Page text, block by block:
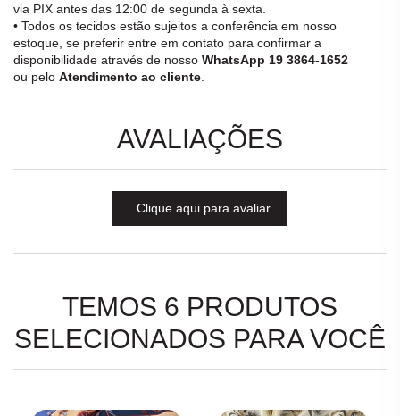
via PIX antes das 12:00 de segunda à sexta.
• Todos os tecidos estão sujeitos a conferência em nosso
estoque, se preferir entre em contato para confirmar a
disponibilidade através de nosso WhatsApp 19 3864-1652
ou pelo Atendimento ao cliente
AVALIAÇÕES
Clique aqui para avaliar
TEMOS 6 PRODUTOS
SELECIONADOS PARA VOCÊ